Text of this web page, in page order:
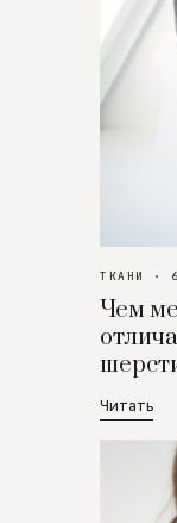
ТКАНИ ·
Чем
Читать